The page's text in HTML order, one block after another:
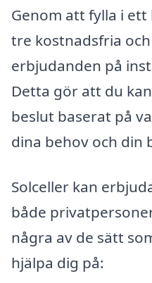
Genom att fylla i
tre kostnadsfria
erbjudanden på
Detta gör att du
beslut baserat på
dina behov och din
Solceller kan
både
några av de sätt
hjälpa dig på: